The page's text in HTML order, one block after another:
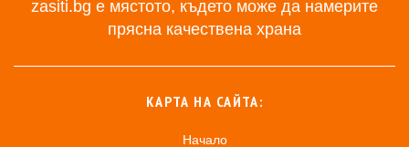
zasiti.bg е мястото, където може да намерите
прясна качествена храна
КАРТА НА САЙТА:
Начало